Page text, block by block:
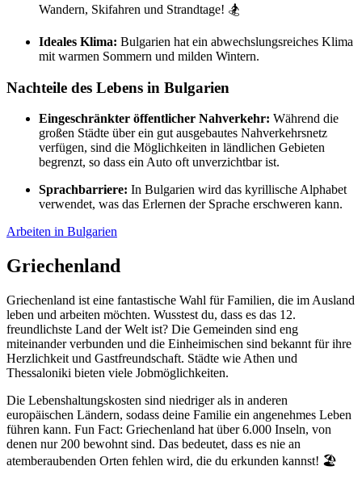
Wandern, Skifahren und Strandtage! 🏂
Ideales Klima: Bulgarien hat ein abwechslungsreiches Klima
mit warmen Sommern und milden Wintern.
Nachteile des Lebens in Bulgarien
Eingeschränkter öffentlicher Nahverkehr: Während die
großen Städte über ein gut ausgebautes Nahverkehrsnetz
verfügen, sind die Möglichkeiten in ländlichen Gebieten
begrenzt, so dass ein Auto oft unverzichtbar ist.
Sprachbarriere: In Bulgarien wird das kyrillische Alphabet
verwendet, was das Erlernen der Sprache erschweren kann.
Arbeiten in Bulgarien
Griechenland
Griechenland ist eine fantastische Wahl für Familien, die im Ausland
leben und arbeiten möchten. Wusstest du, dass es das 12.
freundlichste Land der Welt ist? Die Gemeinden sind eng
miteinander verbunden und die Einheimischen sind bekannt für ihre
Herzlichkeit und Gastfreundschaft. Städte wie Athen und
Thessaloniki bieten viele Jobmöglichkeiten.
Die Lebenshaltungskosten sind niedriger als in anderen
europäischen Ländern, sodass deine Familie ein angenehmes Leben
führen kann. Fun Fact: Griechenland hat über 6.000 Inseln, von
denen nur 200 bewohnt sind. Das bedeutet, dass es nie an
atemberaubenden Orten fehlen wird, die du erkunden kannst! 🏖️